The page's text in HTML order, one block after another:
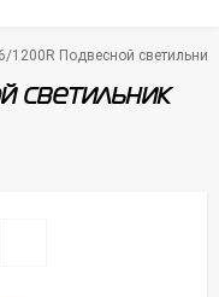
1200R Подвесной светильник
светильник